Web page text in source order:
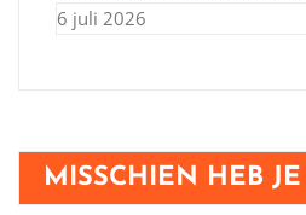
6 juli 2026
MISSCHIEN HEB